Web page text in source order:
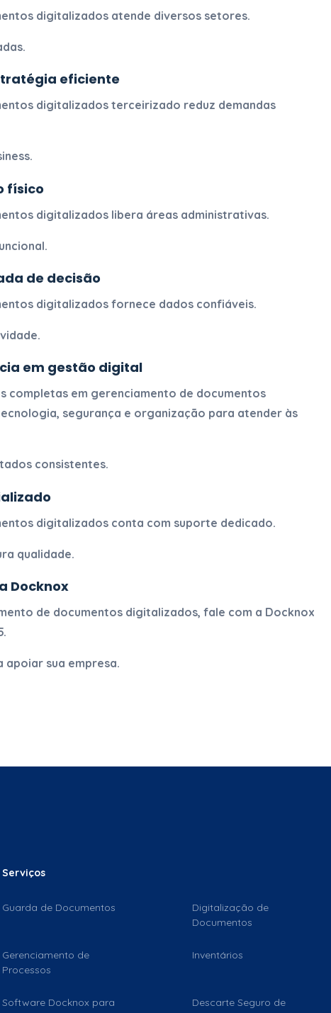
digitalizados atende diversos setores.
eficiente
digitalizadosterceirizado reduz demandas
físico
digitalizados libera áreas administrativas.
de decisão
digitalizadosfornece dados confiáveis.
em gestão digital
completas em gerenciamento de documentos
segurança e organização para atender às
consistentes.
digitalizados conta com suporte dedicado.
qualidade.
Docknox
de documentos digitalizados, fale com a Docknox
.
sua empresa.
Serviços
Guarda de Documentos
Digitalização de
Documentos
Gerenciamento de
Processos
Inventários
Software Docknox para
Descarte Seguro de